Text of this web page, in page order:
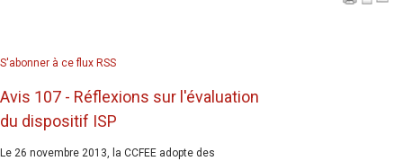
S'abonner à ce flux RSS
Avis 107 - Réflexions sur l'évaluation
du dispositif ISP
Le 26 novembre 2013, la CCFEE adopte des